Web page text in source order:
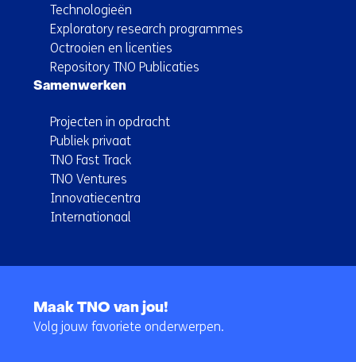
Technologieën
Exploratory research programmes
Octrooien en licenties
Repository TNO Publicaties
Samenwerken
Projecten in opdracht
Publiek privaat
TNO Fast Track
TNO Ventures
Innovatiecentra
Internationaal
navigatie
Maak TNO van jou!
Volg jouw favoriete onderwerpen.